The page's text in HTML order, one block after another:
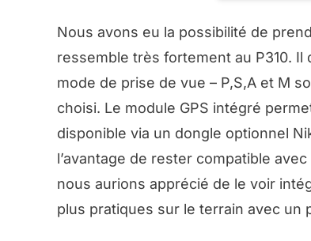
Nous avons eu la possibilité de
ressemble très fortement au P310.
mode de prise de vue – P,S,A et M
choisi. Le module GPS intégré
disponible via un dongle optionnel
l’avantage de rester compatible
nous aurions apprécié de le voir
plus pratiques sur le terrain avec un